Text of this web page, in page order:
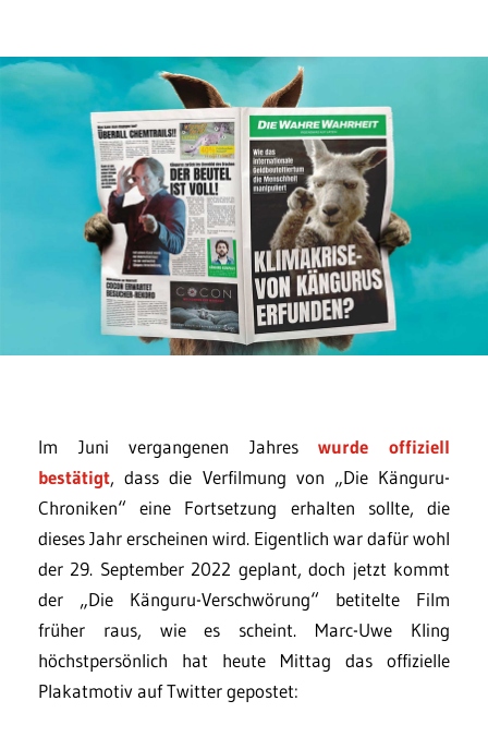
Im Juni vergangenen Jahreswurde offiziell
bestätigt, dass die Verfilmung von „Die Känguru-
Chroniken“ eine Fortsetzung erhalten sollte, die
dieses Jahr erscheinen wird. Eigentlich war dafür wohl
der 29. September 2022 geplant, doch jetzt kommt
der „Die Känguru-Verschwörung“ betitelte Film
früher raus, wie es scheint. Marc-Uwe Kling
höchstpersönlich hat heute Mittag das offizielle
Plakatmotiv auf Twitter gepostet: